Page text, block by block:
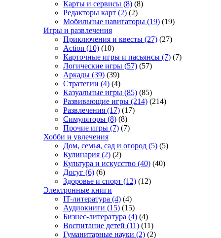
Карты и сервисы (8) (8)
Редакторы карт (2) (2)
Мобильные навигаторы (19) (19)
Игры и развлечения
Приключения и квесты (27) (27)
Action (10) (10)
Карточные игры и пасьянсы (7) (7)
Логические игры (57) (57)
Аркады (39) (39)
Стратегии (4) (4)
Казуальные игры (85) (85)
Развивающие игры (214) (214)
Развлечения (17) (17)
Симуляторы (8) (8)
Прочие игры (7) (7)
Хобби и увлечения
Дом, семья, сад и огород (5) (5)
Кулинария (2) (2)
Культура и искусство (40) (40)
Досуг (6) (6)
Здоровье и спорт (12) (12)
Электронные книги
IT-литература (4) (4)
Аудиокниги (15) (15)
Бизнес-литература (4) (4)
Воспитание детей (11) (11)
Гуманитарные науки (2) (2)